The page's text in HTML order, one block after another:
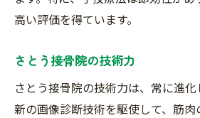
高い評価を得ています。
さとう接骨院の技術力
さとう接骨院の技術力は、常に進
新の画像診断技術を駆使して、筋